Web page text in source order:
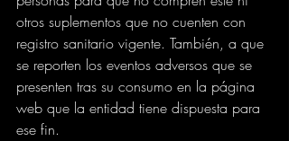
otros suplementos que no cuenten con
registro sanitario vigente. También, a que
se reporten los eventos adversos que se
presenten tras su consumo en la página
web que la entidad tiene dispuesta para
ese fin.